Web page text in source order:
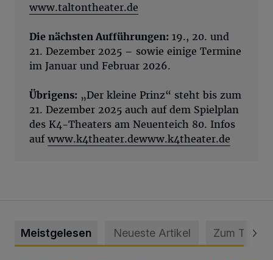
www.taltontheater.de
Die nächsten Aufführungen: 19., 20. und
21. Dezember 2025 – sowie einige Termine
im Januar und Februar 2026.
Übrigens: „Der kleine Prinz“ steht bis zum
21. Dezember 2025 auch auf dem Spielplan
des K4-Theaters am Neuenteich 80. Infos
aufwww.k4theater.dewww.k4theater.de
Meistgelesen Neueste Artikel Zum Thema